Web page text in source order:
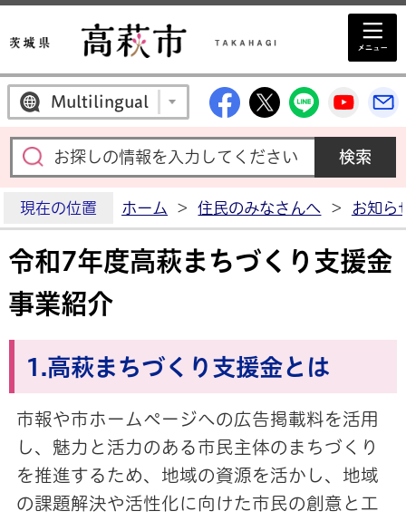
Multilingual 高萩市公式
高萩市公式X
高萩市
高
現在の位置 ホーム > 住民のみなさんへ > お知ら
令和7年度高萩まちづくり支援金
事業紹介
1.高萩まちづくり支援金とは
市報や市ホームページへの広告掲載料を活用
し、魅力と活力のある市民主体のまちづくり
を推進するため、地域の資源を活かし、地域
の課題解決や活性化に向けた市民の創意と工